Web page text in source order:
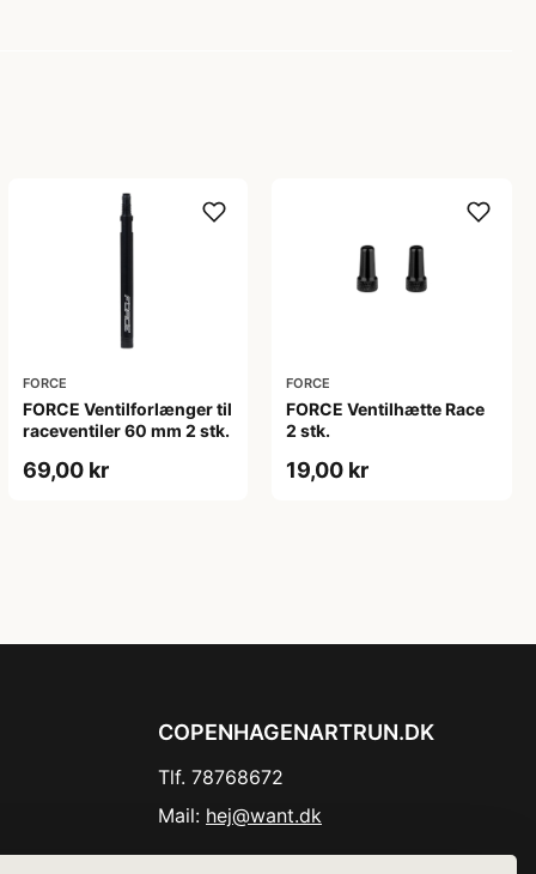
FORCE
FORCE Ventilforlænger til
raceventiler 60 mm 2 stk.
69,00 kr
FORCE
FORCE Ventilhætte Race
2 stk.
19,00 kr
COPENHAGENARTRUN.DK
Tlf. 78768672
Mail: hej@want.dk